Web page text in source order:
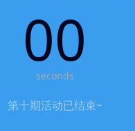
00
seconds
第十期活动已结束~